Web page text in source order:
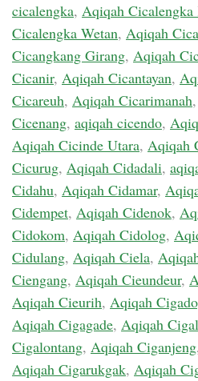
cicalengka, Aqiqah
Cicalengka Wetan, Aqiqah
Cicangkang Girang, Aqiqah
Cicanir, Aqiqah Cicantayan,
Cicareuh, Aqiqah Cicarimanah,
Cicenang, aqiqah cicendo,
Aqiqah Cicinde Utara, Aqiqah
Cicurug, Aqiqah Cidadali,
Cidahu, Aqiqah Cidamar,
Cidempet, Aqiqah Cidenok,
Cidokom, Aqiqah Cidolog,
Cidulang, Aqiqah Ciela,
Ciengang, Aqiqah Cieundeur,
Aqiqah Cieurih, Aqiqah
Aqiqah Cigagade, Aqiqah
Cigalontang, Aqiqah Ciganjeng
Aqiqah Cigarukgak, Aqiqah